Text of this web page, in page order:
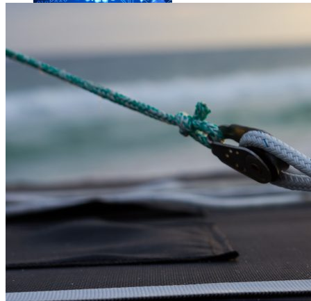
Les dernières photos envoyées par Rosetta avant son crash